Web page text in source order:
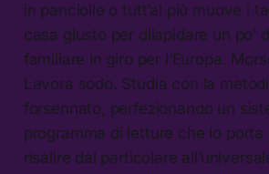
in panciolle o tutt’al più muove i
casa giusto per dilapidare un po’
familiare in giro per l’Europa.
Lavora sodo. Studia con la
forsennato, perfezionando un
programma di letture che lo porta
risalire dal particolare